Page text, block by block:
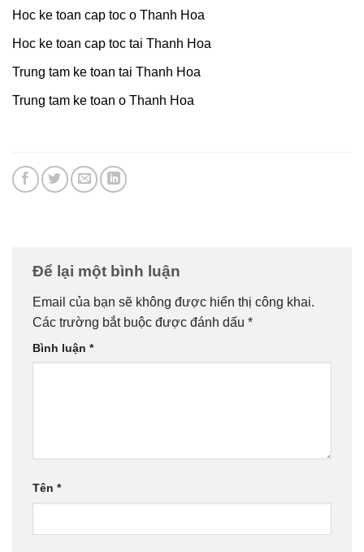
Hoc ke toan cap toc o Thanh Hoa
Hoc ke toan cap toc tai Thanh Hoa
Trung tam ke toan tai Thanh Hoa
Trung tam ke toan o Thanh Hoa
Để lại một bình luận
Email của bạn sẽ không được hiển thị công khai.
Các trường bắt buộc được đánh dấu *
Bình luận *
Tên *